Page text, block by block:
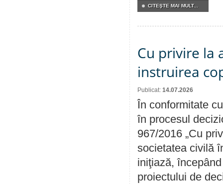
CITEŞTE MAI MULT...
Cu privire la
instruirea
Publicat: 14.07.2026
În conformitate
în procesul
967/2016 „Cu
societatea civilă
iniţiază,
proiectului de